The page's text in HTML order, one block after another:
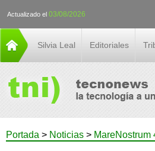
Actualizado el 03/08/2026
Silvia Leal Editoriales
Portada > Noticias > MareNostrum